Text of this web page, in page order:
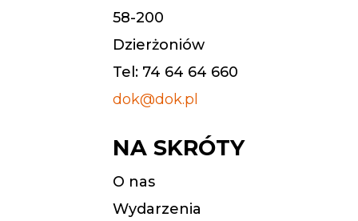
58-200
Dzierżoniów
Tel: 74 64 64 660
dok@dok.pl
NA SKRÓTY
O nas
Wydarzenia